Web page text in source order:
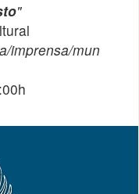
"
imprensa/mun